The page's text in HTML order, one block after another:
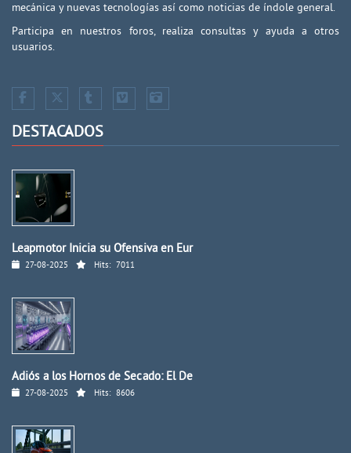
mecánica y nuevas tecnologías así como noticias de índole general.
Participa en nuestros foros, realiza consultas y ayuda a otros
usuarios.
DESTACADOS
Leapmotor Inicia su Ofensiva en Eur
27-08-2025 Hits: 7011
Adiós a los Hornos de Secado: El De
27-08-2025 Hits: 8606